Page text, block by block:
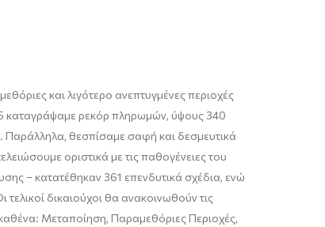
και λιγότερο ανεπτυγμένες περιοχές
καταγράψαμε ρεκόρ πληρωμών, ύψους 340
Παράλληλα, θεσπίσαμε σαφή και δεσμευτικά
οριστικά με τις παθογένειες του
– κατατέθηκαν 361 επενδυτικά σχέδια, ενώ
δικαιούχοι θα ανακοινωθούν τις
Μεταποίηση, Παραμεθόριες Περιοχές,